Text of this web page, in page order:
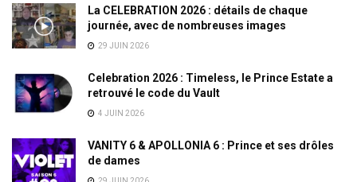
La CELEBRATION 2026 : détails de chaque
journée, avec de nombreuses images
29 JUIN 2026
Celebration 2026 : Timeless, le Prince Estate a
retrouvé le code du Vault
4 JUIN 2026
VANITY 6 & APOLLONIA 6 : Prince et ses drôles
de dames